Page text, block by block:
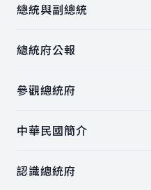
總統與副總統
總統府公報
參觀總統府
中華民國簡介
認識總統府